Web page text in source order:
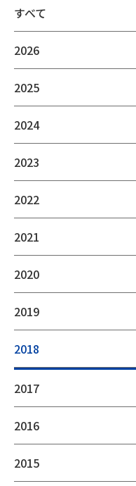
すべて
2026
2025
2024
2023
2022
2021
2020
2019
2018
2017
2016
2015